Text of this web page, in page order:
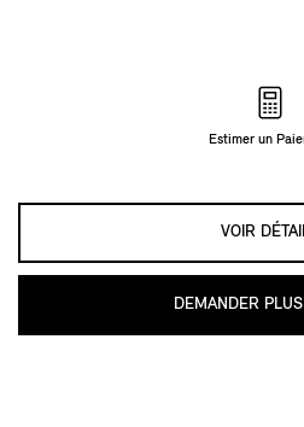
Estimer un
VOIR
DEMANDER